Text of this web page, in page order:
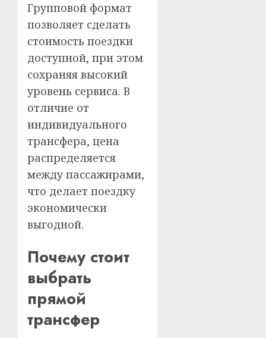
Групповой формат
позволяет сделать
стоимость поездки
доступной, при этом
сохраняя высокий
уровень сервиса. В
отличие от
индивидуального
трансфера, цена
распределяется
между пассажирами,
что делает поездку
экономически
выгодной.
Почему стоит
выбрать
прямой
трансфер